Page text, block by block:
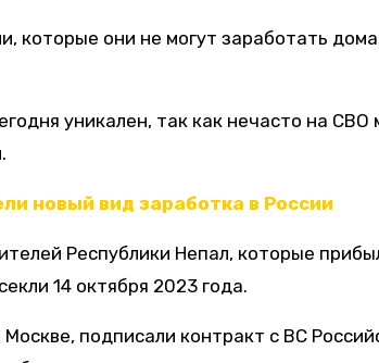
которые они не могут заработать
уникален, так как нечасто на
новый вид заработка в России
Республики Непал, которые
14 октября 2023 года.
Москве, подписали контракт с ВС